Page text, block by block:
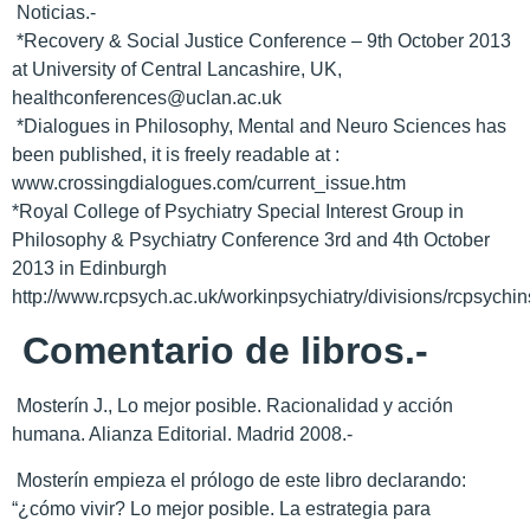
Noticias.-
*Recovery & Social Justice Conference – 9th October 2013
at University of Central Lancashire, UK,
healthconferences@uclan.ac.uk
*Dialogues in Philosophy, Mental and Neuro Sciences has
been published, it is freely readable at :
www.crossingdialogues.com/current_issue.htm
*Royal College of Psychiatry Special Interest Group in
Philosophy & Psychiatry Conference 3rd and 4th October
2013 in Edinburgh
http://www.rcpsych.ac.uk/workinpsychiatry/divisions/
Comentario de libros.-
Mosterín J., Lo mejor posible. Racionalidad y acción
humana. Alianza Editorial. Madrid 2008.-
Mosterín empieza el prólogo de este libro declarando:
“¿cómo vivir? Lo mejor posible. La estrategia para